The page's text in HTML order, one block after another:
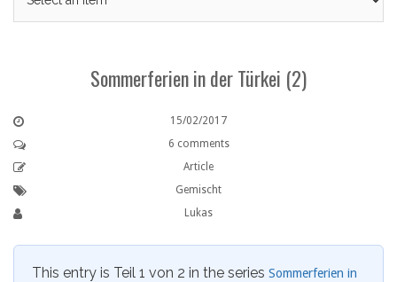
Sommerferien in der Türkei (2)
15/02/2017
6 comments
Article
Gemischt
Lukas
This entry is Teil 1 von 2 in the series Sommerferien in